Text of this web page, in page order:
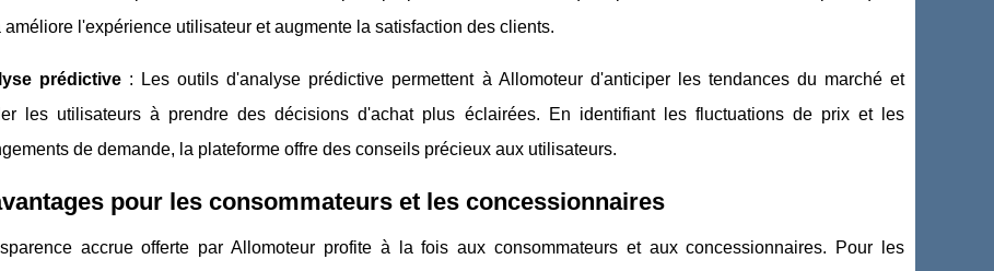
améliore l'expérience utilisateur et augmente la satisfaction des clients.
prédictive : Les outils d'analyse prédictive permettent à Allomoteur d'anticiper les tendances du marché et
les utilisateurs à prendre des décisions d'achat plus éclairées. En identifiant les fluctuations de prix et les
de demande, la plateforme offre des conseils précieux aux utilisateurs.
pour les consommateurs et les concessionnaires
accrue offerte par Allomoteur profite à la fois aux consommateurs et aux concessionnaires. Pour les